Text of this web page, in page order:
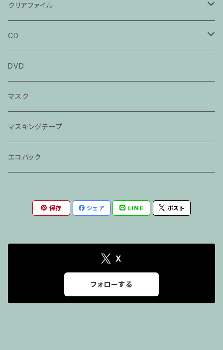
「大工調べ」
「粗忽の釘」
「たぬき」
「茶の湯」
「落語教育委員会」
クリアファイル
「死神」
「目黒のさんま」
「猫の皿」
「芝浜」
「らくだ」
CD
立川談春CD
立川談笑CD
春風亭百栄CD
春風亭一之輔CD
DVD
マスク
マスキングテープ
エコバック
保存 シェア LINE ポスト
X
フォローする